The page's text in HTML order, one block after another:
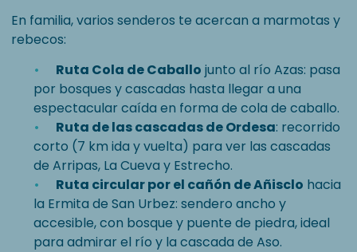
En familia, varios senderos te acercan a marmotas y
rebecos:
Ruta Cola de Caballo junto al río Azas: pasa
por bosques y cascadas hasta llegar a una
espectacular caída en forma de cola de caballo.
Ruta de las cascadas de Ordesa: recorrido
corto (7 km ida y vuelta) para ver las cascadas
de Arripas, La Cueva y Estrecho.
Ruta circular por el cañón de Añisclo hacia
la Ermita de San Urbez: sendero ancho y
accesible, con bosque y puente de piedra, ideal
para admirar el río y la cascada de Aso.